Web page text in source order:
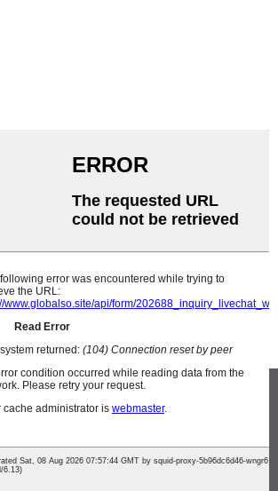
성을 개선하기 위해 쿠키를 사용합니다.웹사이
로써 귀하는 쿠키 사용에 동의하게 됩니다.
면 언제든지 이 동의를 취소하거나 기본 설정에
정할 수 있습니다.자세한 내용은,여기를 클릭해
주세요.